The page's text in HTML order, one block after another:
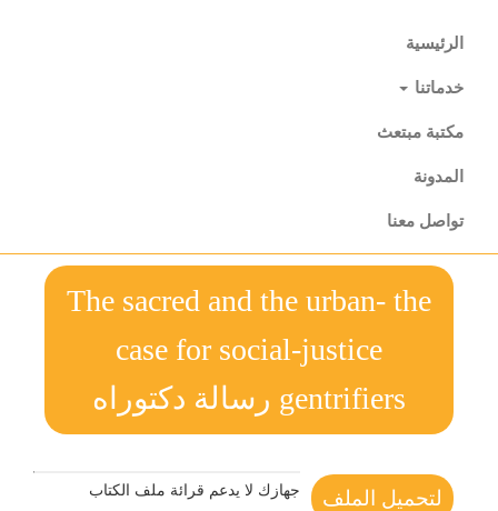
الرئيسية
خدماتنا
مكتبة مبتعث
المدونة
تواصل معنا
The sacred and the urban- the
case for social-justice
gentrifiers رسالة دكتوراه
لتحميل الملف جهازك لا يدعم قرائة ملف الكتاب